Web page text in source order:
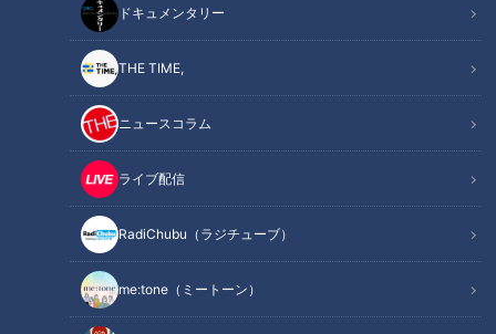
ドキュメンタリー
THE TIME,
ニュースコラム
ライブ配信
RadiChubu（ラジチューブ）
me:tone（ミートーン）
この記事を見たあなたへのおすすめ
【特集】ごみか資源か 住宅地に
巨大な山 業者は「油にリサイ
クルできる」【newsX】
まるでウォータースライダー！
近鉄特急「ひのとり」展望席最